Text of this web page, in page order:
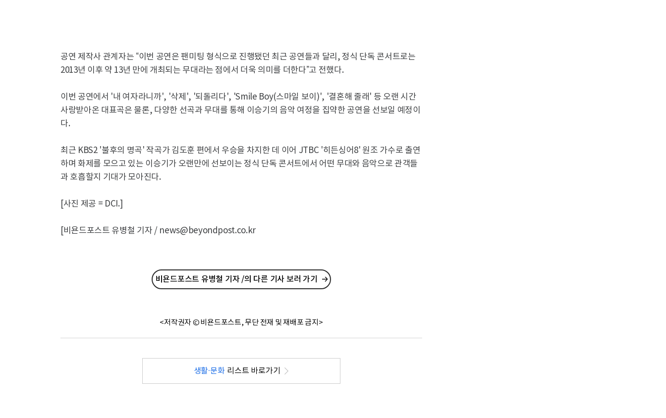
공연 제작사 관계자는 “이번 공연은 팬미팅 형식으로 진행됐던 최근 공연들과 달리, 정식 단독 콘서트로는
2013년 이후 약 13년 만에 개최되는 무대라는 점에서 더욱 의미를 더한다”고 전했다.
이번 공연에서 '내 여자라니까', '삭제', '되돌리다', 'Smile Boy(스마일 보이)', '결혼해 줄래' 등 오랜 시간
사랑받아온 대표곡은 물론, 다양한 선곡과 무대를 통해 이승기의 음악 여정을 집약한 공연을 선보일 예정이
다.
최근 KBS2 '불후의 명곡' 작곡가 김도훈 편에서 우승을 차지한 데 이어 JTBC '히든싱어8' 원조 가수로 출연
하며 화제를 모으고 있는 이승기가 오랜만에 선보이는 정식 단독 콘서트에서 어떤 무대와 음악으로 관객들
과 호흡할지 기대가 모아진다.
[사진 제공 = DCI.]
[비욘드포스트 유병철 기자 / news@beyondpost.co.kr
비욘드포스트 유병철 기자 /의 다른 기사 보러 가기
<저작권자 © 비욘드포스트, 무단 전재 및 재배포 금지>
생활·문화 리스트 바로가기